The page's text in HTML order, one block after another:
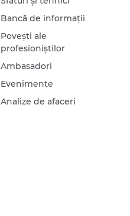
Bancă de informaţii
Poveşti ale
profesioniştilor
Ambasadori
Evenimente
Analize de afaceri